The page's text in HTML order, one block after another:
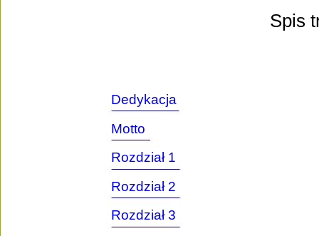
Spis
Dedykacja
Motto
Rozdział 1
Rozdział 2
Rozdział 3